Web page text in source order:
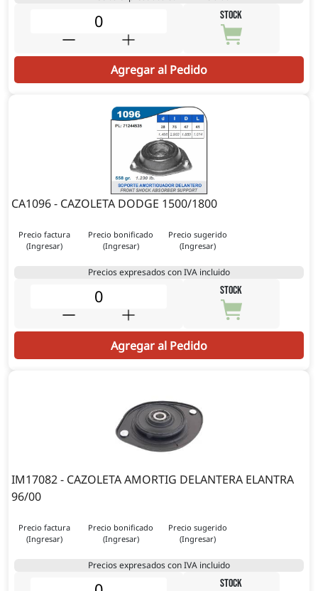
STOCK
Agregar al Pedido
CA1096 - CAZOLETA DODGE 1500/1800
Precio factura
(Ingresar)
Precio bonificado
(Ingresar)
Precio sugerido
(Ingresar)
Precios expresados con IVA incluido
STOCK
Agregar al Pedido
IM17082 - CAZOLETA AMORTIG DELANTERA ELANTRA
96/00
Precio factura
(Ingresar)
Precio bonificado
(Ingresar)
Precio sugerido
(Ingresar)
Precios expresados con IVA incluido
STOCK